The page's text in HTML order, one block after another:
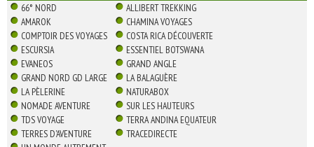
66° NORD
ALLIBERT TREKKING
AMAROK
CHAMINA VOYAGES
COMPTOIR DES VOYAGES
COSTA RICA DÉCOUVERTE
ESCURSIA
ESSENTIEL BOTSWANA
EVANEOS
GRAND ANGLE
GRAND NORD GD LARGE
LA BALAGUÈRE
LA PÈLERINE
NATURABOX
NOMADE AVENTURE
SUR LES HAUTEURS
TDS VOYAGE
TERRA ANDINA EQUATEUR
TERRES D'AVENTURE
TRACEDIRECTE